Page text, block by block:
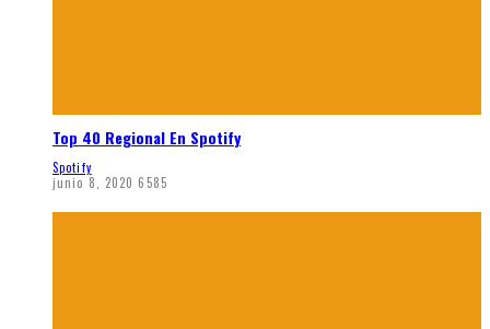
Top 40 Regional En Spotify
Spotify
junio 8, 2020 6585